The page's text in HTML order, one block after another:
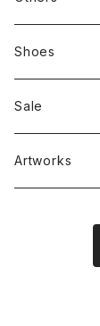
Zine、Other
Sweatshirts
Bag &
Mixcd
RC SLUM /
雑貨
Shoes
Sale
Artworks